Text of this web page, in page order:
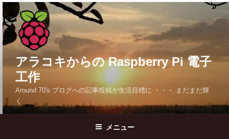
コ
ン
テ
ン
へ
ッ
プ
アラコキからの Raspberry Pi 電子
工作
Around 70's ブログへの記事投稿が生活目標に ・・・ まだまだ輝
く
メニュー